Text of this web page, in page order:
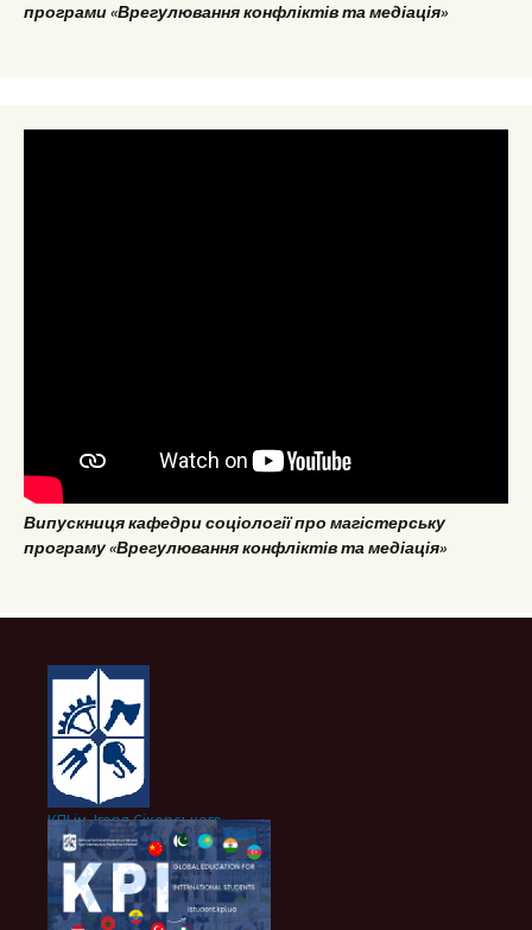
програми «Врегулювання конфліктів та медіація»
Випускниця кафедри соціології про магістерську
програму «Врегулювання конфліктів та медіація»
КПІ ім. Ігоря Сікорського